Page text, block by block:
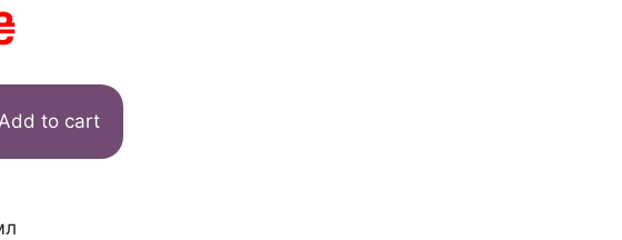
to cart